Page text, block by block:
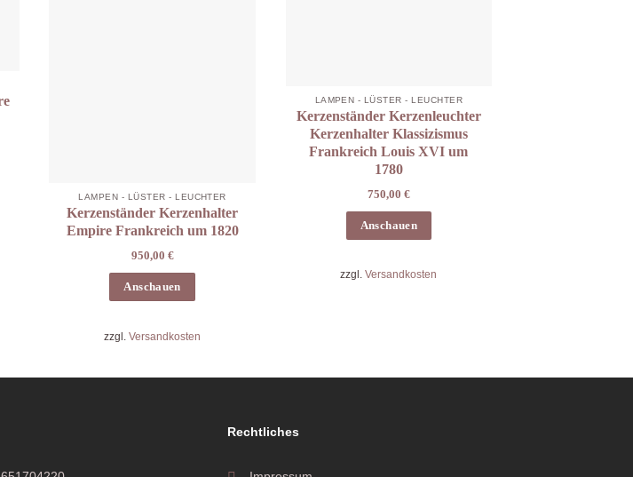
LAMPEN - LÜSTER - LEUCHTER
Kerzenständer Kerzenhalter
Empire Frankreich um 1820
950,00 €
Anschauen
zzgl.Versandkosten
LAMPEN - LÜSTER - LEUCHTER
Kerzenständer Kerzenleuchter
Kerzenhalter Klassizismus
Frankreich Louis XVI um
1780
750,00 €
Anschauen
zzgl.Versandkosten
Rechtliches